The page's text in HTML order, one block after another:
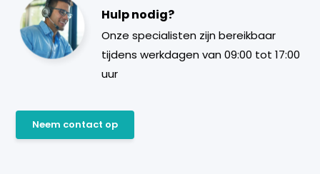
Hulp nodig?
Onze specialisten zijn bereikbaar
tijdens werkdagen van 09:00 tot 17:00
uur
Neem contact op